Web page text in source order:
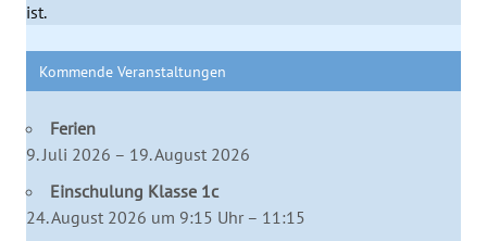
ist.
Kommende Veranstaltungen
Ferien
9. Juli 2026 – 19. August 2026
Einschulung Klasse 1c
24. August 2026 um 9:15 Uhr – 11:15